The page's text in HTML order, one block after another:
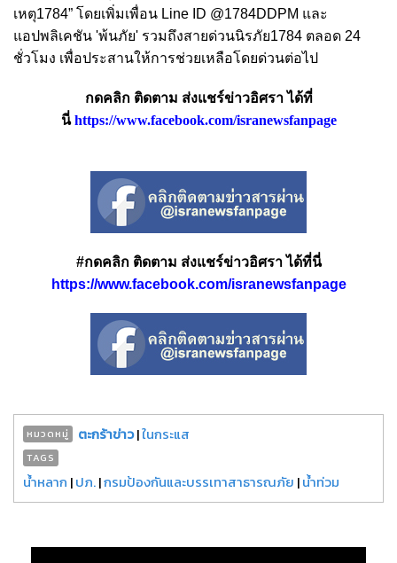
เหตุ1784” โดยเพิ่มเพื่อน Line ID @1784DDPM และ
แอปพลิเคชัน 'พ้นภัย' รวมถึงสายด่วนนิรภัย1784 ตลอด 24
ชั่วโมง เพื่อประสานให้การช่วยเหลือโดยด่วนต่อไป
กดคลิก ติดตาม ส่งแชร์ข่าวอิศรา ได้ที่
นี่ https://www.facebook.com/isranewsfanpage
#กดคลิก ติดตาม ส่งแชร์ข่าวอิศรา ได้ที่นี่
https://www.facebook.com/isranewsfanpage
หมวดหมู่ ตะกร้าข่าว|ในกระแส
TAGS
น้ำหลาก |ปภ.|กรมป้องกันและบรรเทาสาธารณภัย |น้ำท่วม